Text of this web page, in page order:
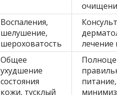
Воспаления,
шелушение,
шероховатость
лечение
Общее
ухудшение
состояния
кожи, тусклый
питание,